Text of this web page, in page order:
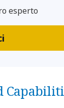
esperto